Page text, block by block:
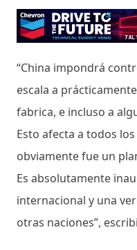
“China impondrá
escala a
fabrica, e incluso a
Esto afecta a todos
obviamente fue un
Es absolutamente
internacional y una
otras naciones”,